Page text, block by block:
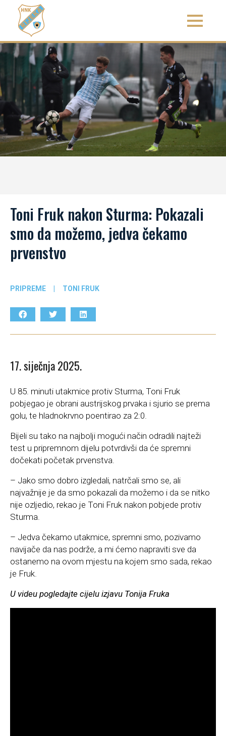
Toni Fruk nakon Sturma: Pokazali
smo da možemo, jedva čekamo
prvenstvo
PRIPREME | TONI FRUK
17. siječnja 2025.
U 85. minuti utakmice protiv Sturma, Toni Fruk
pobjegao je obrani austrijskog prvaka i sjurio se prema
golu, te hladnokrvno poentirao za 2:0.
Bijeli su tako na najbolji mogući način odradili najteži
test u pripremnom dijelu potvrdivši da će spremni
dočekati početak prvenstva.
– Jako smo dobro izgledali, natrčali smo se, ali
najvažnije je da smo pokazali da možemo i da se nitko
nije ozljedio, rekao je Toni Fruk nakon pobjede protiv
Sturma.
– Jedva čekamo utakmice, spremni smo, pozivamo
navijače da nas podrže, a mi ćemo napraviti sve da
ostanemo na ovom mjestu na kojem smo sada, rekao
je Fruk.
U videu pogledajte cijelu izjavu Tonija Fruka